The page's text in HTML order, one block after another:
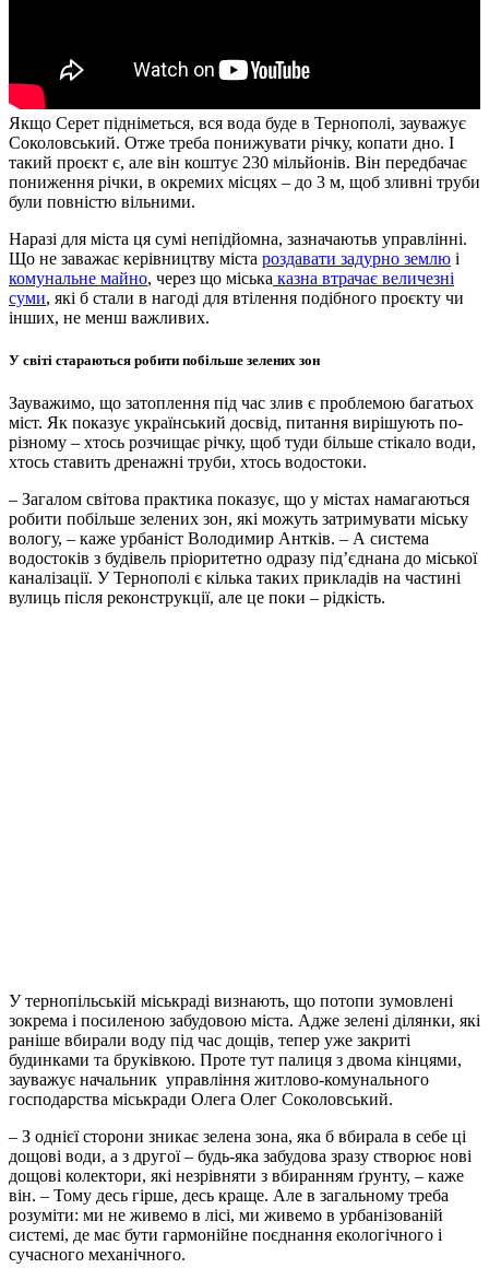
Якщо Серет підніметься, вся вода буде в Тернополі, зауважує
Соколовський. Отже треба понижувати річку, копати дно. І
такий проєкт є, але він коштує 230 мільйонів. Він передбачає
пониження річки, в окремих місцях – до 3 м, щоб зливні труби
були повністю вільними.
Наразі для міста ця сумі непідйомна, зазначаютьв управлінні.
Що не заважає керівництву міста роздавати задурно землю і
комунальне майно, через що міська казна втрачає величезні
суми, які б стали в нагоді для втілення подібного проєкту чи
інших, не менш важливих.
У світі стараються робити побільше зелених зон
Зауважимо, що затоплення під час злив є проблемою багатьох
міст. Як показує український досвід, питання вирішують по-
різному – хтось розчищає річку, щоб туди більше стікало води,
хтось ставить дренажні труби, хтось водостоки.
– Загалом світова практика показує, що у містах намагаються
робити побільше зелених зон, які можуть затримувати міську
вологу, – каже урбаніст Володимир Антків. – А система
водостоків з будівель пріоритетно одразу під’єднана до міської
каналізації. У Тернополі є кілька таких прикладів на частині
вулиць після реконструкції, але це поки – рідкість.
У тернопільській міськраді визнають, що потопи зумовлені
зокрема і посиленою забудовою міста. Адже зелені ділянки, які
раніше вбирали воду під час дощів, тепер уже закриті
будинками та бруківкою. Проте тут палиця з двома кінцями,
зауважує начальник управління житлово-комунального
господарства міськради Олега Олег Соколовський.
– З однієї сторони зникає зелена зона, яка б вбирала в себе ці
дощові води, а з другої – будь-яка забудова зразу створює нові
дощові колектори, які незрівняти з вбиранням ґрунту, – каже
він. – Тому десь гірше, десь краще. Але в загальному треба
розуміти: ми не живемо в лісі, ми живемо в урбанізованій
системі, де має бути гармонійне поєднання екологічного і
сучасного механічного.